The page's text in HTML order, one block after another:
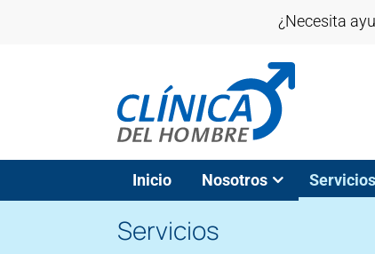
¿Necesita
Inicio Nosotros Servicios
Servicios